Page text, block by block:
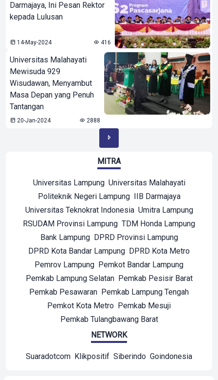
Darmajaya, Ini Pesan Rektor
kepada Lulusan
14-May-2024 416
Universitas Malahayati
Mewisuda 929
Wisudawan, Menyambut
Masa Depan yang Penuh
Tantangan
20-Jan-2024 2888
MITRA
Universitas Lampung Universitas Malahayati
Politeknik Negeri Lampung IIB Darmajaya
Universitas Teknokrat Indonesia Umitra Lampung
RSUDAM Provinsi Lampung TDM Honda Lampung
Bank Lampung DPRD Provinsi Lampung
DPRD Kota Bandar Lampung DPRD Kota Metro
Pemrov Lampung Pemkot Bandar Lampung
Pemkab Lampung Selatan Pemkab Pesisir Barat
Pemkab Pesawaran Pemkab Lampung Tengah
Pemkot Kota Metro Pemkab Mesuji
Pemkab Tulangbawang Barat
NETWORK
Suaradotcom Klikpositif Siberindo Goindonesia